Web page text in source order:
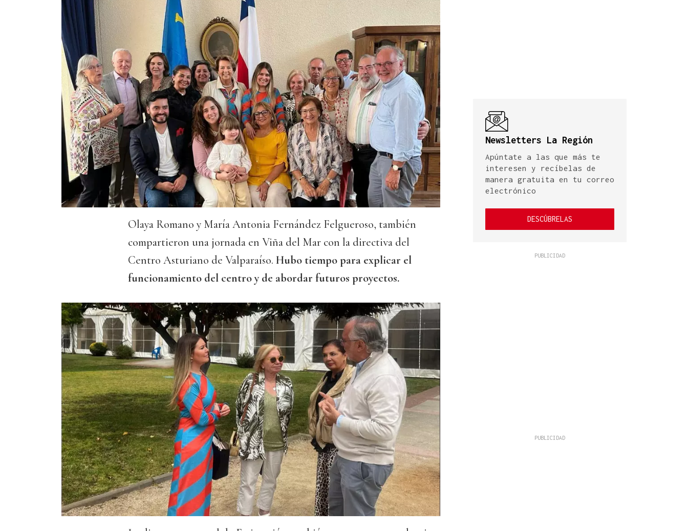
Olaya Romano y María Antonia Fernández Felgueroso, también
compartieron una jornada en Viña del Mar con la directiva del
Centro Asturiano de Valparaíso. Hubo tiempo para explicar el
funcionamiento del centro y de abordar futuros proyectos.
Newsletters La Región
Apúntate a las que más te
interesen y recíbelas de
manera gratuita en tu correo
electrónico
DESCÚBRELAS